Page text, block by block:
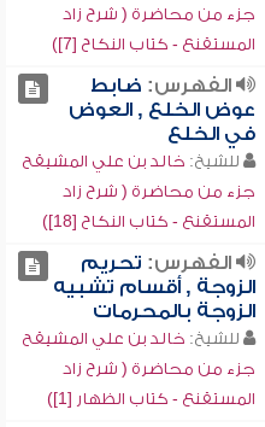
جزء من محاضرة ( شرح زاد
المستقنع - كتاب النكاح [7])
الفهرس: ضابط
عوض الخلع , العوض
في الخلع
للشيخ: خالد بن علي المشيقح
جزء من محاضرة ( شرح زاد
المستقنع - كتاب النكاح [18])
الفهرس: تحريم
الزوجة , أقسام تشبيه
الزوجة بالمحرمات
للشيخ: خالد بن علي المشيقح
جزء من محاضرة ( شرح زاد
المستقنع - كتاب الظهار [1])